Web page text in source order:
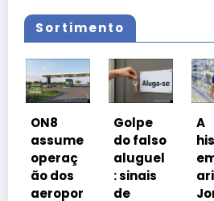
Sortimento
ON8
assume
operaç
ão dos
aeropor
Golpe
do falso
aluguel
: sinais
de
A